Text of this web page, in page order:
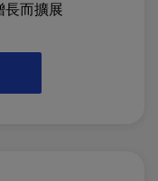
長而擴展